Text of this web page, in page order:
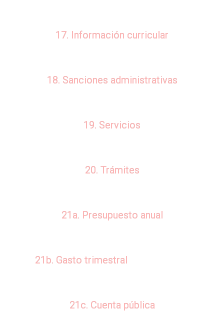
17. Información curricular
18. Sanciones administrativas
19. Servicios
20. Trámites
21a. Presupuesto anual
21b. Gasto trimestral
21c. Cuenta pública